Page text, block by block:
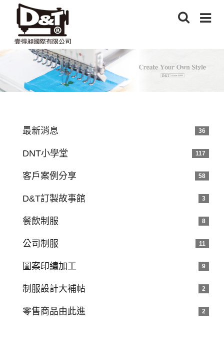
最新消息 36
DNT小學堂 117
客戶案例分享 58
D&T訂製故事館 3
餐飲制服 8
公司制服 11
圖案印繡加工 9
制服設計大補帖 2
零售商品由此進 2